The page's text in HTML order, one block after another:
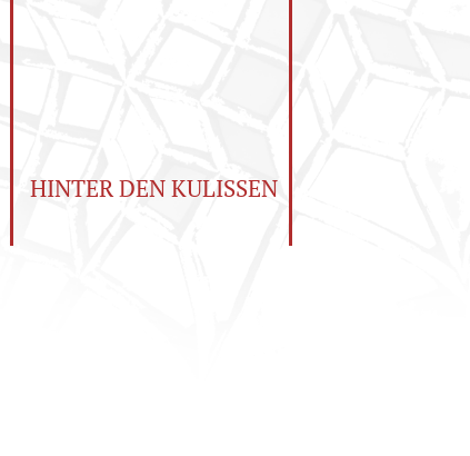
HINTER DEN KULISSEN